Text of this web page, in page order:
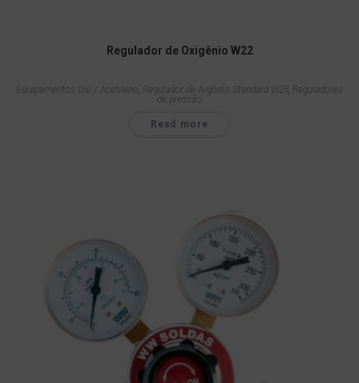
Regulador de Oxigênio W22
Equipamentos Oxi / Acetileno, Regulador de Argônio Standard W25 , Reguladores
de pressão
Read more